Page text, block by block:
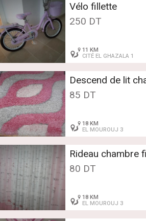
Vélo fillette
250 DT
11 KM
CITÉ EL GHAZALA 1
Descend de lit
85 DT
18 KM
EL MOUROUJ 3
Rideau chambre
80 DT
18 KM
EL MOUROUJ 3